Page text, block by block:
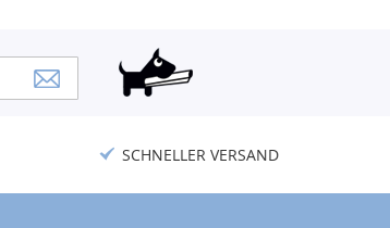
SCHNELLER VERSAND